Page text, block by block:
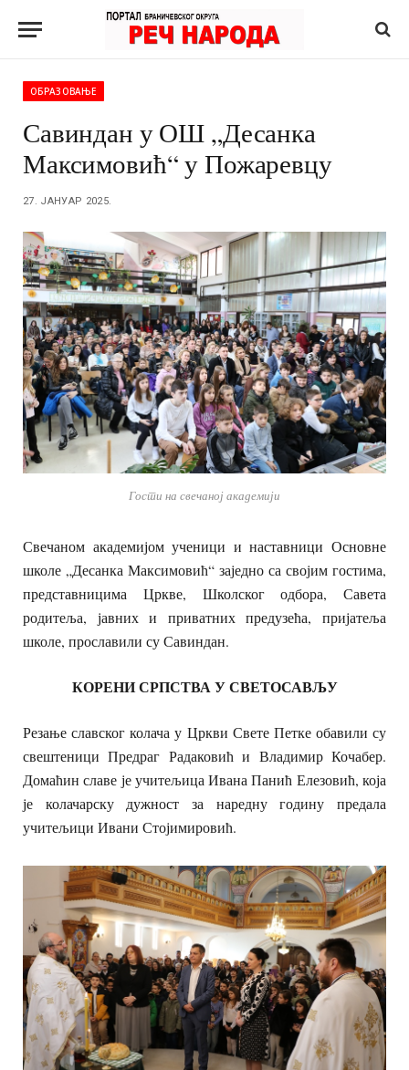
ОБРАЗОВАЊЕ
Савиндан у ОШ „Десанка
Максимовић“ у Пожаревцу
27. ЈАНУАР 2025.
Гости на свечаној академији
Свечаном академијом ученици и наставници Основне
школе „Десанка Максимовић“ заједно са својим гостима,
представницима Цркве, Школског одбора, Савета
родитеља, јавних и приватних предузећа, пријатеља
школе, прославили су Савиндан.
КОРЕНИ СРПСТВА У СВЕТОСАВЉУ
Резање славског колача у Цркви Свете Петке обавили су
свештеници Предраг Радаковић и Владимир Кочабер.
Домаћин славе је учитељица Ивана Панић Елезовић, која
је колачарску дужност за наредну годину предала
учитељици Ивани Стојимировић.